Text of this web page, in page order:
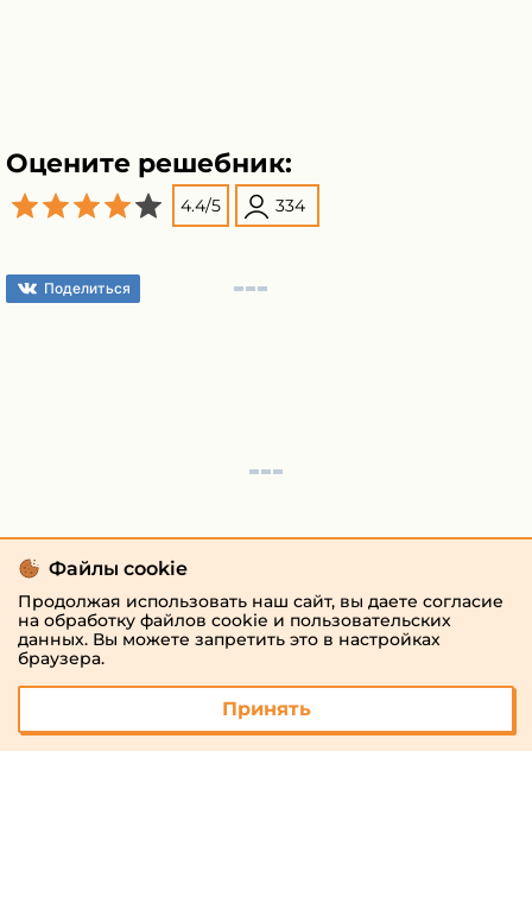
Оцените решебник:
4.4/5 334
Поделиться
Файлы cookie
Продолжая использовать наш сайт, вы даете согласие
на обработку файлов cookie и пользовательских
данных. Вы можете запретить это в настройках
браузера.
Принять